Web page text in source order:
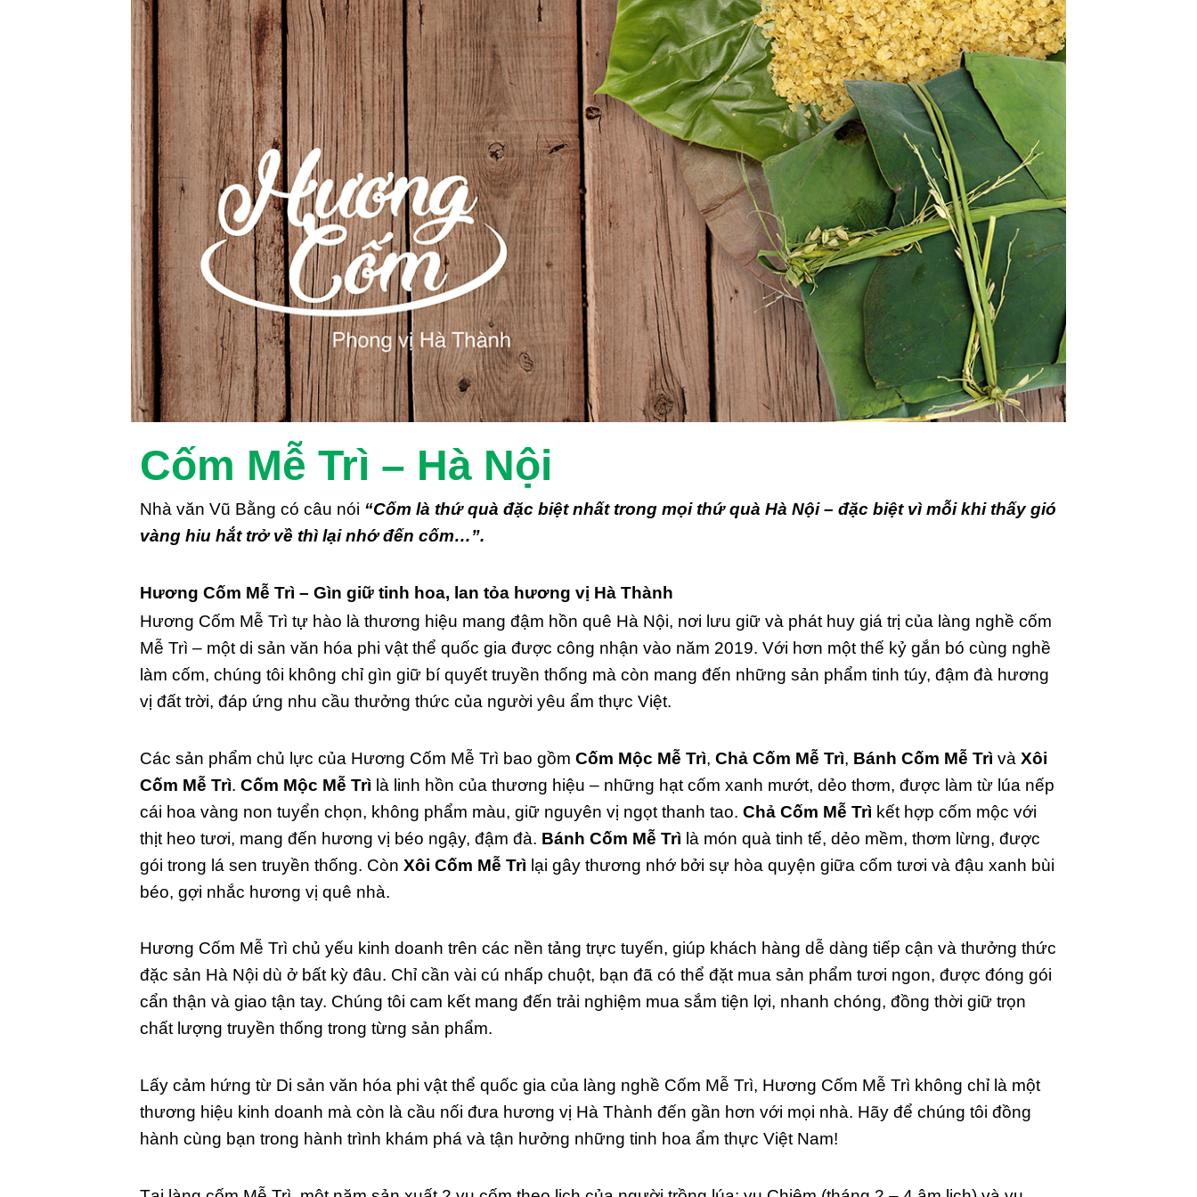
Cốm Mễ Trì – Hà Nội
Nhà văn Vũ Bằng có câu nói “Cốm là thứ quà đặc biệt nhất trong mọi thứ quà Hà Nội – đặc biệt vì mỗi khi thấy gió
vàng hiu hắt trở về thì lại nhớ đến cốm…”.
Hương Cốm Mễ Trì – Gìn giữ tinh hoa, lan tỏa hương vị Hà Thành
Hương Cốm Mễ Trì tự hào là thương hiệu mang đậm hồn quê Hà Nội, nơi lưu giữ và phát huy giá trị của làng nghề cốm
Mễ Trì – một di sản văn hóa phi vật thể quốc gia được công nhận vào năm 2019. Với hơn một thế kỷ gắn bó cùng nghề
làm cốm, chúng tôi không chỉ gìn giữ bí quyết truyền thống mà còn mang đến những sản phẩm tinh túy, đậm đà hương
vị đất trời, đáp ứng nhu cầu thưởng thức của người yêu ẩm thực Việt.
Các sản phẩm chủ lực của Hương Cốm Mễ Trì bao gồm Cốm Mộc Mễ Trì, Chả Cốm Mễ Trì, Bánh Cốm Mễ Trì và Xôi
Cốm Mễ Trì. Cốm Mộc Mễ Trì là linh hồn của thương hiệu – những hạt cốm xanh mướt, dẻo thơm, được làm từ lúa nếp
cái hoa vàng non tuyển chọn, không phẩm màu, giữ nguyên vị ngọt thanh tao. Chả Cốm Mễ Trì kết hợp cốm mộc với
thịt heo tươi, mang đến hương vị béo ngậy, đậm đà. Bánh Cốm Mễ Trì là món quà tinh tế, dẻo mềm, thơm lừng, được
gói trong lá sen truyền thống. Còn Xôi Cốm Mễ Trì lại gây thương nhớ bởi sự hòa quyện giữa cốm tươi và đậu xanh bùi
béo, gợi nhắc hương vị quê nhà.
Hương Cốm Mễ Trì chủ yếu kinh doanh trên các nền tảng trực tuyến, giúp khách hàng dễ dàng tiếp cận và thưởng thức
đặc sản Hà Nội dù ở bất kỳ đâu. Chỉ cần vài cú nhấp chuột, bạn đã có thể đặt mua sản phẩm tươi ngon, được đóng gói
cẩn thận và giao tận tay. Chúng tôi cam kết mang đến trải nghiệm mua sắm tiện lợi, nhanh chóng, đồng thời giữ trọn
chất lượng truyền thống trong từng sản phẩm.
Lấy cảm hứng từ Di sản văn hóa phi vật thể quốc gia của làng nghề Cốm Mễ Trì, Hương Cốm Mễ Trì không chỉ là một
thương hiệu kinh doanh mà còn là cầu nối đưa hương vị Hà Thành đến gần hơn với mọi nhà. Hãy để chúng tôi đồng
hành cùng bạn trong hành trình khám phá và tận hưởng những tinh hoa ẩm thực Việt Nam!